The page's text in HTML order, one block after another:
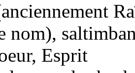
nom),
Esprit